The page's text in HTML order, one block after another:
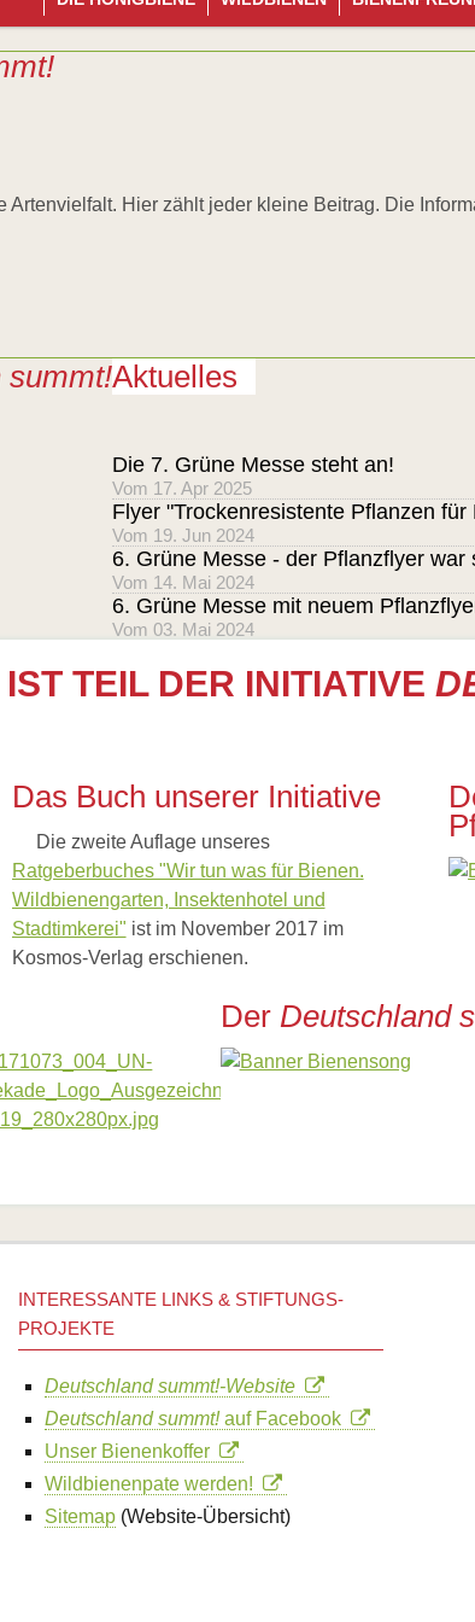
Hier zählt jeder kleine Beitrag. Die
summt!Aktuelles
Die 7. Grüne Messe steht an!
Vom 17. Apr 2025
Flyer "Trockenresistente Pflanzen
Vom 19. Jun 2024
6. Grüne Messe - der Pflanzflyer war
Vom 14. Mai 2024
6. Grüne Messe mit neuem
Vom 03. Mai 2024
IST TEIL DER INITIATIVE
Das Buch unserer Initiative
Die zweite Auflage unseres
Ratgeberbuches "Wir tun was für Bienen.
Wildbienengarten, Insektenhotel und
Stadtimkerei" ist im November 2017 im
Kosmos-Verlag erschienen.
Der Deutschland
INTERESSANTE LINKS & STIFTUNGS-
PROJEKTE
Deutschland summt!-Website
Deutschland summt!auf Facebook
Unser Bienenkoffer
Wildbienenpate werden!
Sitemap (Website-Übersicht)